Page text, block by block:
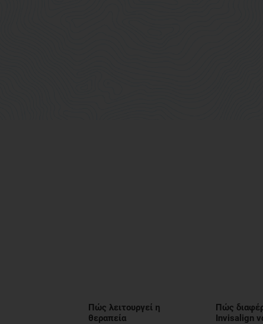
Πώς λειτουργεί η
θεραπεία
Πώς
Invisalign